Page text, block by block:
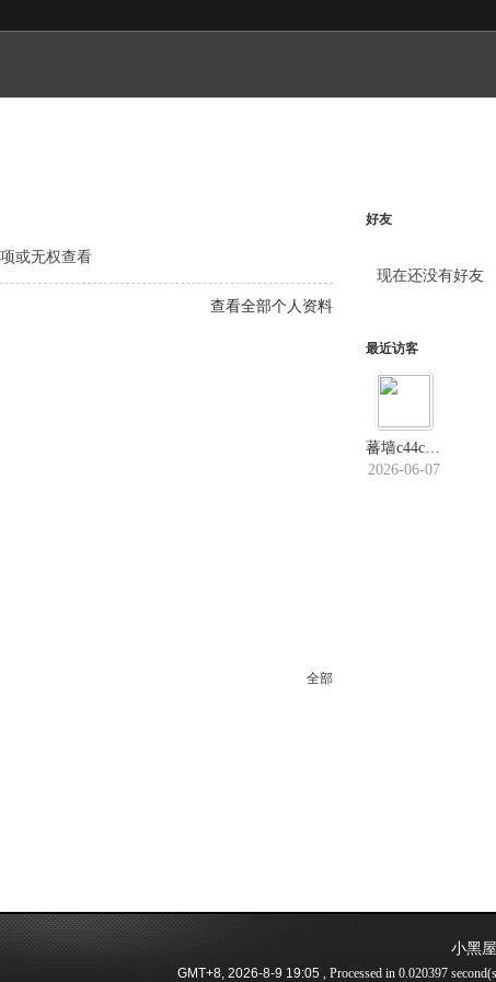
或无权查看
查看全部个人资料
全部
好友
现在还没有好友
最近访客
蕃墙c44c．us
2026-06-07
小黑屋
GMT+8, 2026-8-9 19:05 , Processed in 0.020397